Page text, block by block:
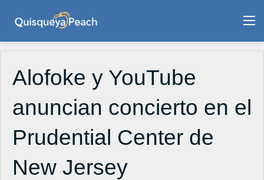
Alofoke y YouTube
anuncian concierto en el
Prudential Center de
New Jersey